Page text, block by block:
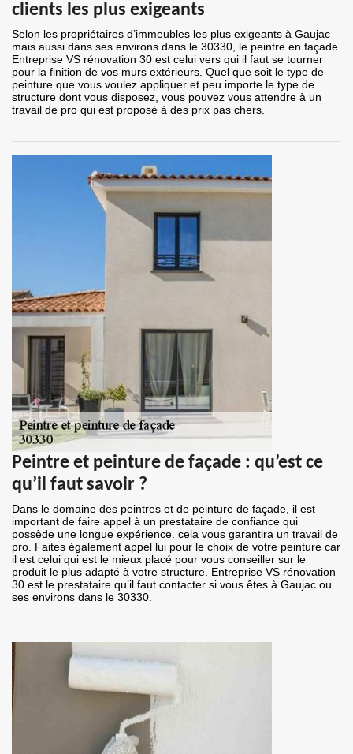
clients les plus exigeants
Selon les propriétaires d’immeubles les plus exigeants à Gaujac
mais aussi dans ses environs dans le 30330, le peintre en façade
Entreprise VS rénovation 30 est celui vers qui il faut se tourner
pour la finition de vos murs extérieurs. Quel que soit le type de
peinture que vous voulez appliquer et peu importe le type de
structure dont vous disposez, vous pouvez vous attendre à un
travail de pro qui est proposé à des prix pas chers.
Peintre et peinture de façade : qu’est ce
qu’il faut savoir ?
Dans le domaine des peintres et de peinture de façade, il est
important de faire appel à un prestataire de confiance qui
possède une longue expérience. cela vous garantira un travail de
pro. Faites également appel lui pour le choix de votre peinture car
il est celui qui est le mieux placé pour vous conseiller sur le
produit le plus adapté à votre structure. Entreprise VS rénovation
30 est le prestataire qu’il faut contacter si vous êtes à Gaujac ou
ses environs dans le 30330.